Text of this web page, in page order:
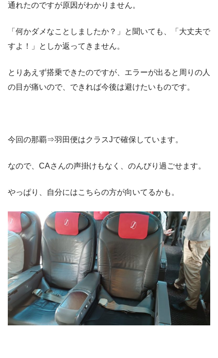
通れたのですが原因がわかりません。
「何かダメなことしましたか？」と聞いても、「大丈夫で
すよ！」としか返ってきません。
とりあえず搭乗できたのですが、エラーが出ると周りの人
の目が痛いので、できれば今後は避けたいものです。
今回の那覇⇒羽田便はクラスJで確保しています。
なので、CAさんの声掛けもなく、のんびり過ごせます。
やっぱり、自分にはこちらの方が向いてるかも。